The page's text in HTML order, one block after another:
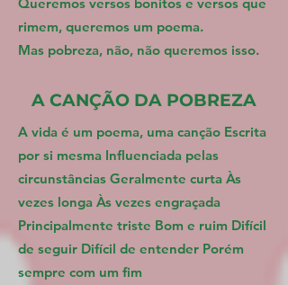
rimem, queremos um poema.
Mas pobreza, não, não queremos isso.
A CANÇÃO DA POBREZA
A vida é um poema, uma canção Escrita
por si mesma Influenciada pelas
circunstâncias Geralmente curta Às
vezes longa Às vezes engraçada
Principalmente triste Bom e ruim Difícil
de seguir Difícil de entender Porém
sempre com um fim